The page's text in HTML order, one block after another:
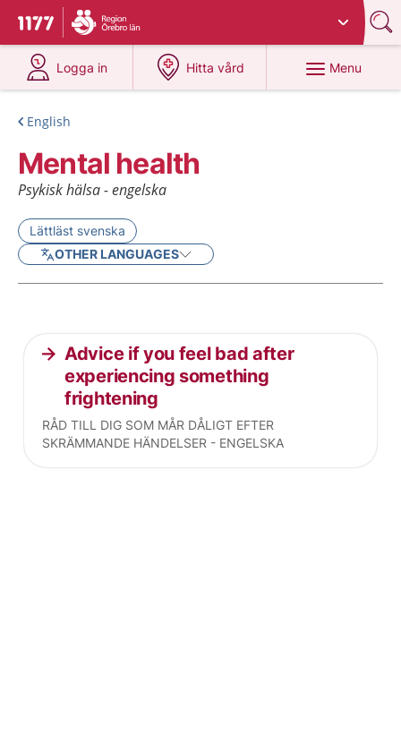
To start page for 1177
Du har valt region
Logga in
at 1177.se
Hitta vård
at 1177.se
Menu
English
Mental health
Psykisk hälsa - engelska
Lättläst svenska
OTHER LANGUAGES
Current articles
Advice if you feel bad after
experiencing something
frightening
RÅD TILL DIG SOM MÅR DÅLIGT EFTER
SKRÄMMANDE HÄNDELSER - ENGELSKA